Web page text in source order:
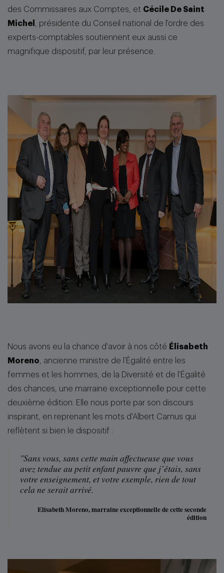
des Commissaires aux Comptes, et Cécile De Saint
Michel
, présidente du Conseil national de l'ordre des
experts-comptables soutiennent eux aussi ce
magnifique dispositif, par leur présence.
Nous avons eu la chance d'avoir à nos côté Élisabeth
Moreno , ancienne ministre de l’Égalité entre les
femmes et les hommes, de la Diversité et de l’Égalité
des chances, une marraine exceptionnelle pour cette
deuxième édition. Elle nous porte par son discours
inspirant, en reprenant les mots d'Albert Camus qui
reflètent si bien le dispositif :
"Sans vous, sans cette main affectueuse que vous
avez tendue au petit enfant pauvre que j’étais, sans
votre enseignement, et votre exemple, rien de tout
cela ne serait arrivé.
Elisabeth Moreno, marraine exceptionnelle de cette seconde
édition